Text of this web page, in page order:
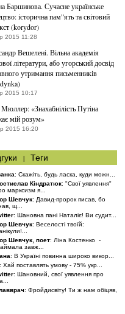
Баршинова. Сучасне українське
історична пам”ять та світовий
(korydor)
2015 11:28
Вешелені. Вільна академія
літератури, або угорський досвід
утримання письменників
2015 10:17
Мюллер: «Знахабнілість Путіна
мій розум»
2015 16:20
| Теги
: Скажіть, будь ласка, куди можн...
Кіндратюк: "Свої уявлення"
марксизм я...
Шевчук: Давид-пророк писав, бо
щ...
: Шановна пані Наталіє! Ви судит...
Шевчук: Веселості твоїй:
Шевчук, поет: Ліна Костенко -
завж...
: В Україні повинна широко викор...
: Хай поставлять умову - 75% укр...
: Шановний, свої уявлення про
: Фройдисвіту! Ти ж нам обіцяв,